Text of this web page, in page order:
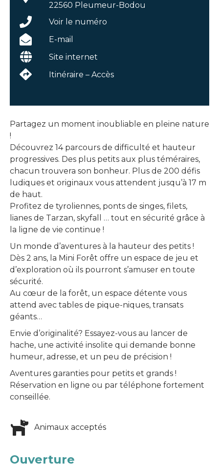
Partagez un moment inoubliable en pleine nature
!
Découvrez 14 parcours de difficulté et hauteur
progressives. Des plus petits aux plus téméraires,
chacun trouvera son bonheur. Plus de 200 défis
ludiques et originaux vous attendent jusqu’à 17 m
de haut.
Profitez de tyroliennes, ponts de singes, filets,
lianes de Tarzan, skyfall … tout en sécurité grâce à
la ligne de vie continue !
Un monde d’aventures à la hauteur des petits !
Dès 2 ans, la Mini Forêt offre un espace de jeu et
d’exploration où ils pourront s’amuser en toute
sécurité.
Au cœur de la forêt, un espace détente vous
attend avec tables de pique-niques, transats
géants…
Envie d’originalité? Essayez-vous au lancer de
hache, une activité insolite qui demande bonne
humeur, adresse, et un peu de précision !
Aventures garanties pour petits et grands !
Réservation en ligne ou par téléphone fortement
conseillée.
Animaux acceptés
Ouverture
22560 Pleumeur-Bodou
Voir le numéro
E-mail
Site internet
Itinéraire – Accès